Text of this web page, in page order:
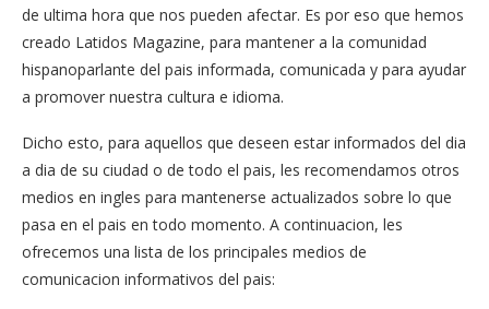
de ultima hora que nos pueden afectar. Es por eso que hemos
creado Latidos Magazine, para mantener a la comunidad
hispanoparlante del pais informada, comunicada y para ayudar
a promover nuestra cultura e idioma.
Dicho esto, para aquellos que deseen estar informados del dia
a dia de su ciudad o de todo el pais, les recomendamos otros
medios en ingles para mantenerse actualizados sobre lo que
pasa en el pais en todo momento. A continuacion, les
ofrecemos una lista de los principales medios de
comunicacion informativos del pais: